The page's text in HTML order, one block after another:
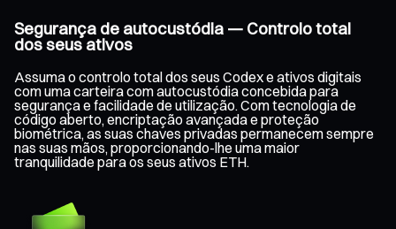
Segurança de autocustódia — Controlo total
dos seus ativos
Assuma o controlo total dos seus Codex e ativos digitais
com uma carteira com autocustódia concebida para
segurança e facilidade de utilização. Com tecnologia de
código aberto, encriptação avançada e proteção
biométrica, as suas chaves privadas permanecem sempre
nas suas mãos, proporcionando-lhe uma maior
tranquilidade para os seus ativos ETH.